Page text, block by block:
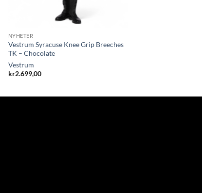
NYHETER
Vestrum Syracuse Knee Grip Breeches
TK – Chocolate
Vestrum
kr2.699,00